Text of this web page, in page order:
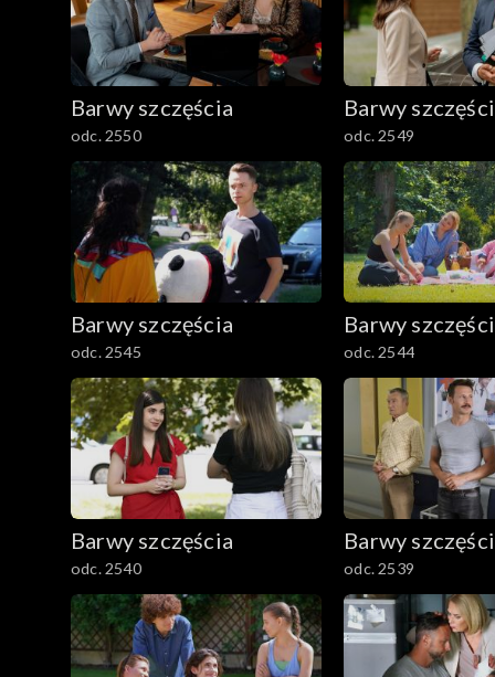
Barwy szczęścia
odc. 2550
Barwy
odc. 2549
Barwy szczęścia
odc. 2545
Barwy
odc. 2544
Barwy szczęścia
odc. 2540
Barwy
odc. 2539